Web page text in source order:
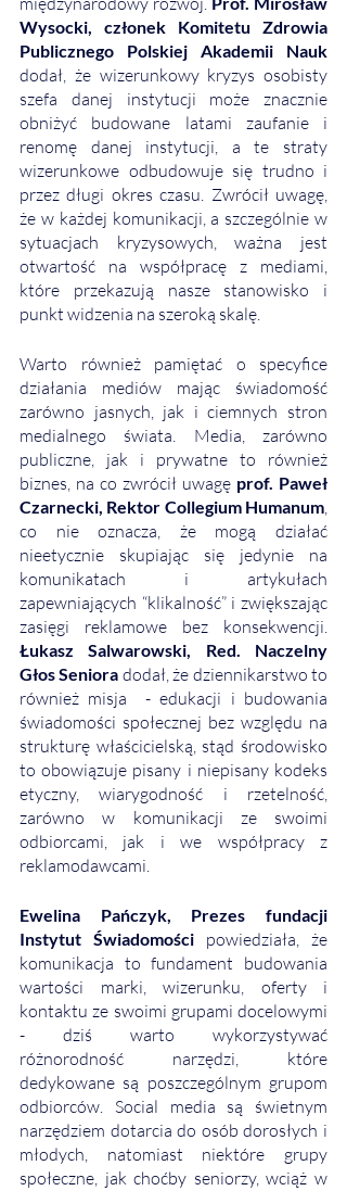
Wysocki, członek Komitetu Zdrowia
dodał, że wizerunkowy kryzys osobisty
szefa danej instytucji może znacznie
obniżyć budowane latami zaufanie i
renomę danej instytucji, a te straty
wizerunkowe odbudowuje się trudno i
przez długi okres czasu. Zwrócił uwagę,
że w każdej komunikacji, a szczególnie w
sytuacjach kryzysowych, ważna jest
otwartość na współpracę z mediami,
które przekazują nasze stanowisko i
punkt widzenia na szeroką skalę.
Warto również pamiętać o specyfice
działania mediów mając świadomość
zarówno jasnych, jak i ciemnych stron
medialnego świata. Media, zarówno
publiczne, jak i prywatne to również
biznes, na co zwrócił uwagę prof. Paweł
Czarnecki, Rektor Collegium Humanum,
co nie oznacza, że mogą działać
nieetycznie skupiając się jedynie na
komunikatach i artykułach
zapewniających “klikalność” i zwiększając
Łukasz Salwarowski, Red. Naczelny
Głos Seniora dodał, że dziennikarstwo to
również misja  - edukacji i budowania
świadomości społecznej bez względu na
strukturę właścicielską, stąd środowisko
to obowiązuje pisany i niepisany kodeks
etyczny, wiarygodność i rzetelność,
zarówno w komunikacji ze swoimi
odbiorcami, jak i we współpracy z
reklamodawcami.
Ewelina Pańczyk, Prezes fundacji
Instytut Świadomości powiedziała, że
komunikacja to fundament budowania
wartości marki, wizerunku, oferty i
kontaktu ze swoimi grupami docelowymi
- dziś warto wykorzystywać
różnorodność narzędzi, które
dedykowane są poszczególnym grupom
odbiorców. Social media są świetnym
narzędziem dotarcia do osób dorosłych i
młodych, natomiast niektóre grupy
społeczne, jak choćby seniorzy, wciąż w